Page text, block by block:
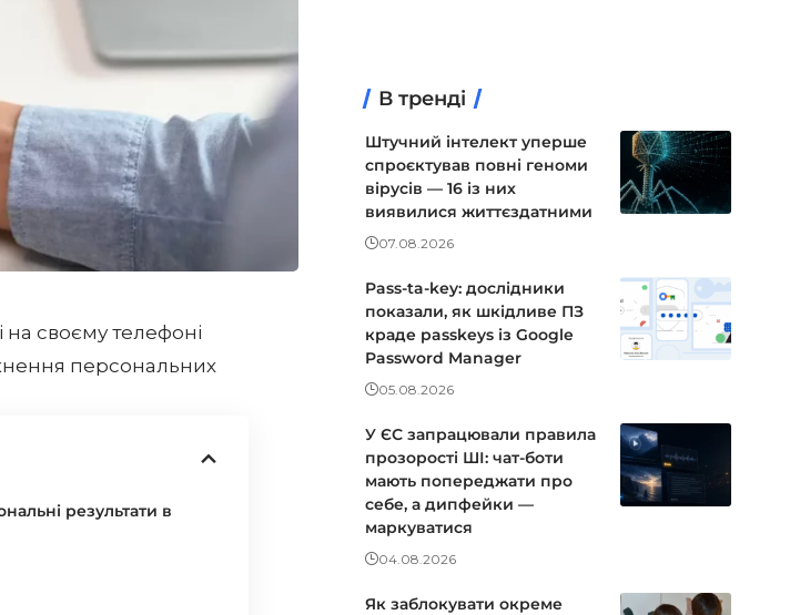
своєму телефоні
персональних
результати в
В тренді
Штучний інтелект уперше
спроєктував повні геноми
вірусів — 16 із них
виявилися життєздатними
07.08.2026
Pass-ta-key: дослідники
показали, як шкідливе ПЗ
краде passkeys із Google
Password Manager
05.08.2026
У ЄС запрацювали правила
прозорості ШІ: чат-боти
мають попереджати про
себе, а дипфейки —
маркуватися
04.08.2026
Як заблокувати окреме